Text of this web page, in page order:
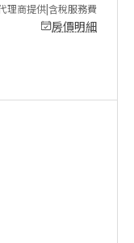
理商提供|含稅服務費
房價明細